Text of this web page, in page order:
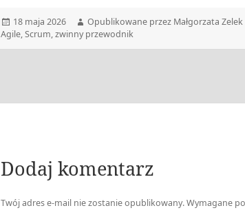
Data
publikacji
18 maja 2026 Autor
Opublikowane przez Małgorzata Zelek
Agile,Scrum,zwinny przewodnik
Dodaj komentarz
Twój adres e-mail nie zostanie opublikowany.Wymagane